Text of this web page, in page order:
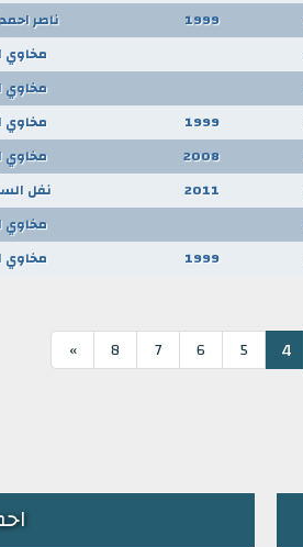
1999 ناصر
مخاوي
مخاوي
1999 مخاوي
2008 مخاوي
2011 نفل
مخاوي
1999 مخاوي
4
5
6
7
8
»